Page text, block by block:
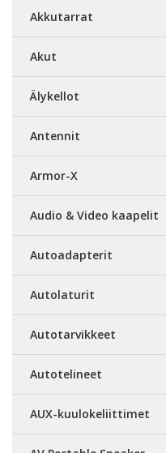
Akkutarrat
Akut
Älykellot
Antennit
Armor-X
Audio & Video kaapelit
Autoadapterit
Autolaturit
Autotarvikkeet
Autotelineet
AUX-kuulokeliittimet